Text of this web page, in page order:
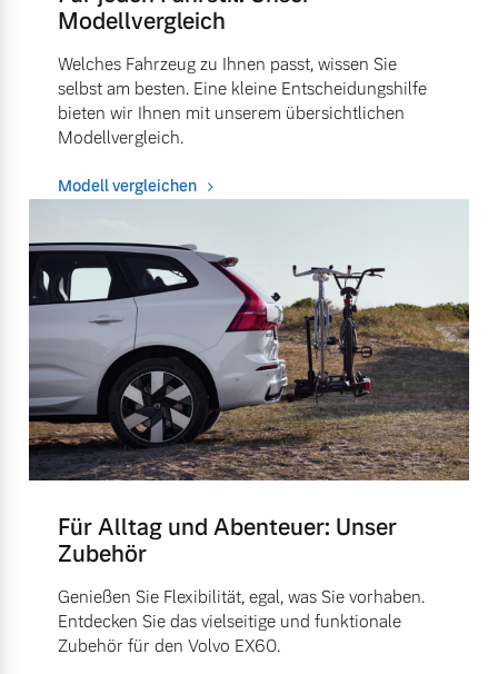
Modellvergleich
Welches Fahrzeug zu Ihnen passt, wissen Sie
selbst am besten. Eine kleine Entscheidungshilfe
bieten wir Ihnen mit unserem übersichtlichen
Modellvergleich.
Modell vergleichen
Für Alltag und Abenteuer: Unser
Zubehör
Genießen Sie Flexibilität, egal, was Sie vorhaben.
Entdecken Sie das vielseitige und funktionale
Zubehör für den Volvo EX60.